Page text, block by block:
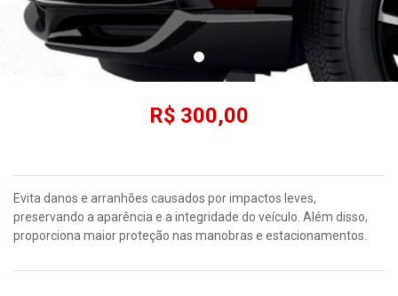
R$ 300,00
Evita danos e arranhões causados por impactos leves,
preservando a aparência e a integridade do veículo. Além disso,
proporciona maior proteção nas manobras e estacionamentos.